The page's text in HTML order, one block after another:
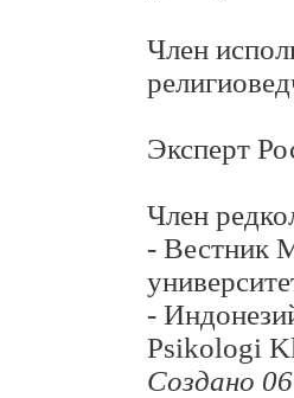
Член
Эксперт
Член
- Вестник
-
Psikologi
Создано